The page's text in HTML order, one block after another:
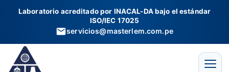
Laboratorio acreditado por INACAL-DA bajo el estándar
ISO/IEC 17025
servicios@masterlem.com.pe
concreto
endurecido,
costo